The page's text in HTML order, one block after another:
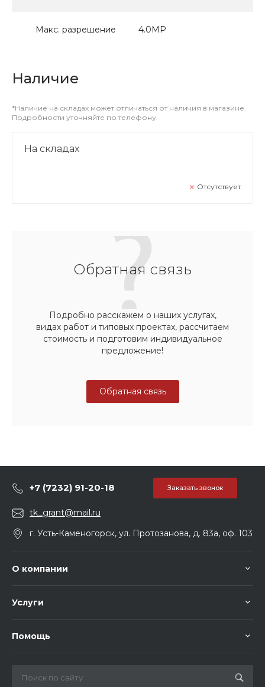
Макс. разрешение 4.0МР
Наличие
*Наличие на складах может отличаться от наличия в магазине.
Подробности уточняйте по телефону.
На складах
Отсутствует
Обратная связь
Подробно расскажем о наших услугах,
видах работ и типовых проектах, рассчитаем
стоимость и подготовим индивидуальное
предложение!
Обратная связь
+7 (7232) 91-20-18 Заказать звонок
tk_grant@mail.ru
г. Усть-Каменогорск, ул. Протозанова, д. 83а, оф. 103
О компании
Услуги
Помощь